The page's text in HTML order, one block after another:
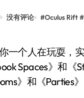
没有评论 #Oculus Rift #
Spaces》和《
》和《Parties